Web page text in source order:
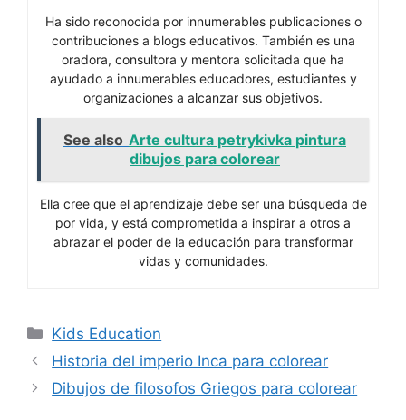
Ha sido reconocida por innumerables publicaciones o
contribuciones a blogs educativos. También es una
oradora, consultora y mentora solicitada que ha
ayudado a innumerables educadores, estudiantes y
organizaciones a alcanzar sus objetivos.
See also Arte cultura petrykivka pintura
dibujos para colorear
Ella cree que el aprendizaje debe ser una búsqueda de
por vida, y está comprometida a inspirar a otros a
abrazar el poder de la educación para transformar
vidas y comunidades.
Categories
Kids Education
Historia del imperio Inca para colorear
Dibujos de filosofos Griegos para colorear